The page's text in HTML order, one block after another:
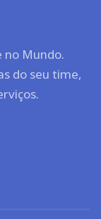
no Mundo.
do seu time,